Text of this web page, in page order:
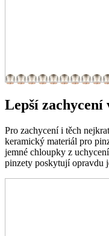
Lepší zachycení
Pro zachycení i těch
keramický materiál pro
jemné chloupky z
pinzety poskytují opravdu